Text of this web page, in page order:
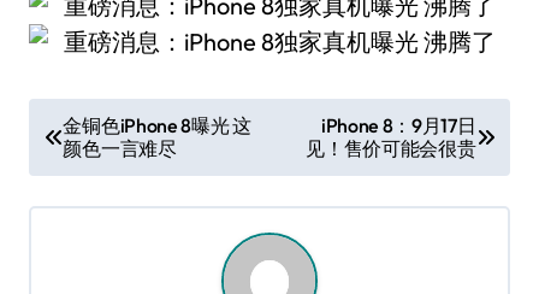
章
导
金铜色iPhone 8曝光 这
颜色一言难尽
iPhone 8：9月17日
见！售价可能会很贵